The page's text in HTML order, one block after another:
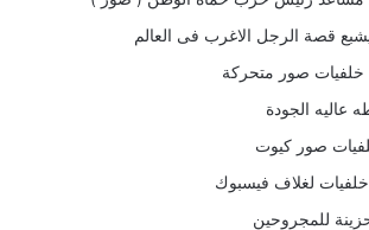
قصة الرجل الاغرب فى العالم
صور متحركة
الجودة
صور كيوت
لغلاف فيسبوك
للمجروحين